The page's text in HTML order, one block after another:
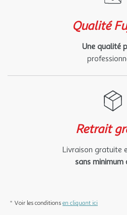
Qualité
Une qualité
Retrait
Livraison gratuite
sans minimum
* Voir les conditions en cliquant ici